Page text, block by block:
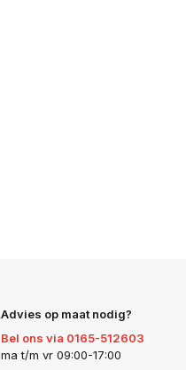
Advies op maat nodig?
Bel ons via 0165-512603
ma t/m vr 09:00-17:00